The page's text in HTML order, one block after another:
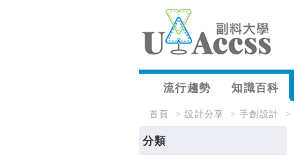
流行趨勢 知識百科
首頁 > 設計分享 > 手創設計 >
分類